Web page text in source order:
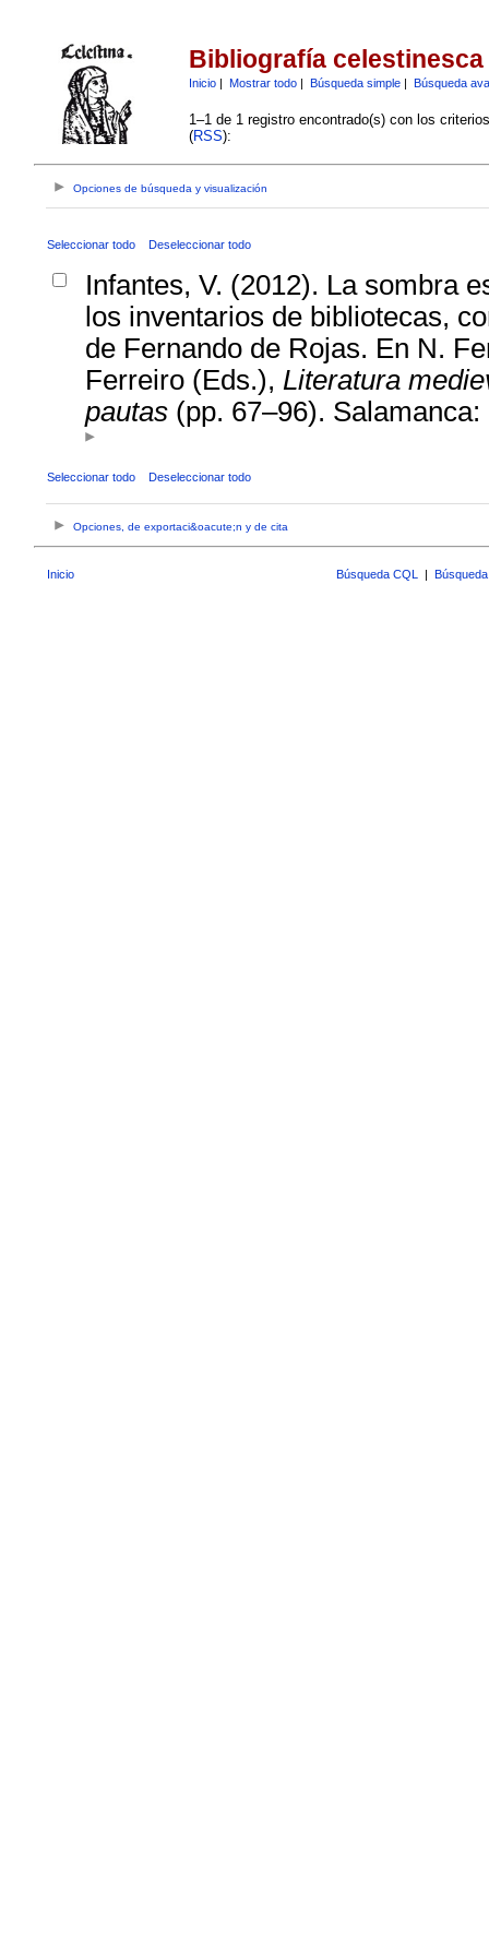
Bibliografía celestinesca
Inicio| Mostrar todo| Búsqueda simple| Búsqueda
1–1 de 1 registro encontrado(s) con los
(RSS):
Opciones de búsqueda y visualización
Seleccionar todo Deseleccionar todo
Infantes, V. (2012). La sombra
los inventarios de bibliotecas,
de Fernando de Rojas. En N.
Ferreiro (Eds.), Literatura
pautas(pp. 67–96). Salamanca:
Seleccionar todo Deseleccionar todo
Opciones, de exportaci&oacute;n y de cita
Inicio Búsqueda CQL |